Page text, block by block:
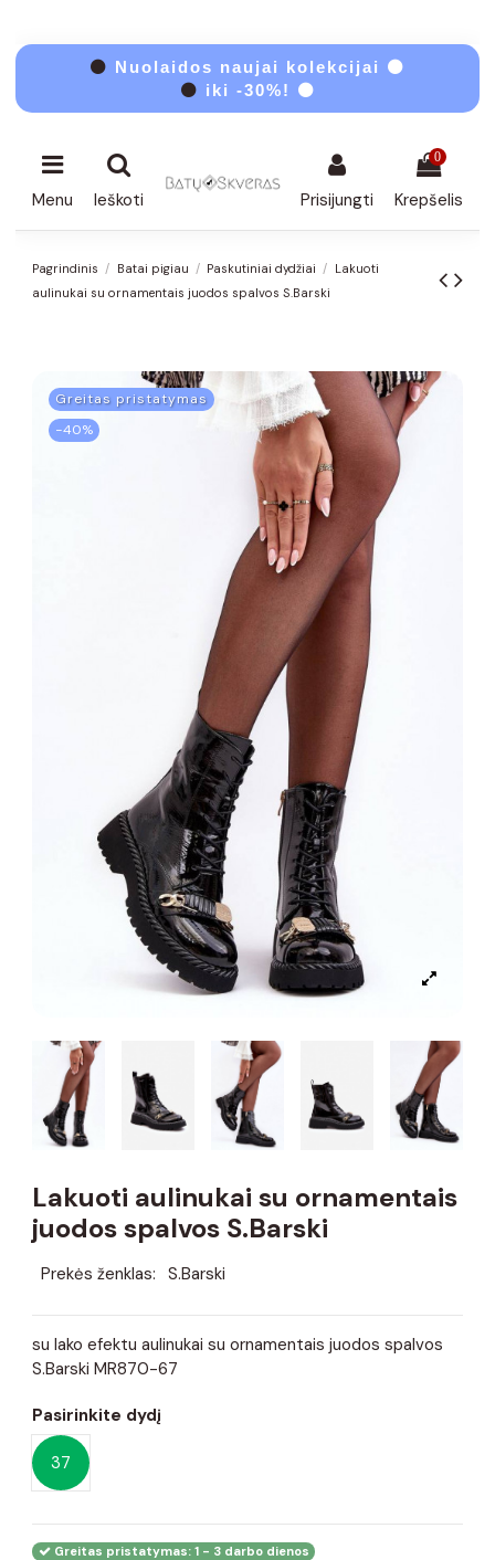
⚫ Nuolaidos naujai kolekcijai ⚫
⚫ iki -30%! ⚫
Menu Ieškoti Prisijungti
0
Krepšelis
Pagrindinis Batai pigiau Paskutiniai dydžiai
Lakuoti
aulinukai su ornamentais juodos spalvos S.Barski
Greitas pristatymas
−40%
Lakuoti aulinukai su ornamentais
juodos spalvos S.Barski
Prekės ženklas: S.Barski
su lako efektu aulinukai su ornamentais juodos spalvos
S.Barski MR870-67
Pasirinkite dydį
37
Greitas pristatymas: 1 - 3 darbo dienos